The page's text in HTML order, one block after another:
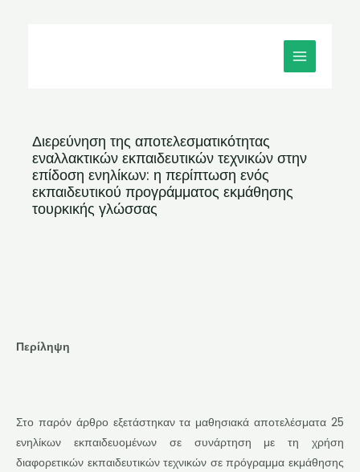
MAIN
MENU
Διερεύνηση της αποτελεσματικότητας
εναλλακτικών εκπαιδευτικών τεχνικών στην
επίδοση ενηλίκων: η περίπτωση ενός
εκπαιδευτικού προγράμματος εκμάθησης
τουρκικής γλώσσας
Περίληψη
Στο παρόν άρθρο εξετάστηκαν τα μαθησιακά αποτελέσματα 25
ενηλίκων εκπαιδευομένων σε συνάρτηση με τη χρήση
διαφορετικών εκπαιδευτικών τεχνικών σε πρόγραμμα εκμάθησης